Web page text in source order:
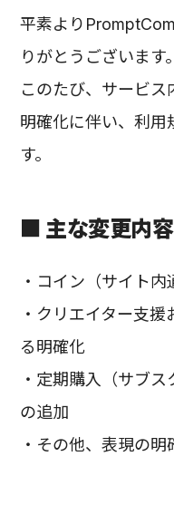
平素より
りがとうございます。
このたび、サービ
明確化に伴い、利用
す。
■ 主な変更内容
・コイン（サイト
・クリエイター支
る明確化
・定期購入（サブ
の追加
・その他、表現の